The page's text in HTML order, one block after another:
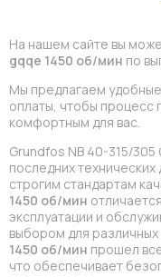
На нашем сайте вы
gqqe 1450 об/мин по
Мы предлагаем
оплаты, чтобы процесс
комфортным для вас.
Grundfos NB 40-315/305
последних
строгим стандартам
1450 об/мин
эксплуатации и
выбором для различных
1450 об/мин прошел
что обеспечивает